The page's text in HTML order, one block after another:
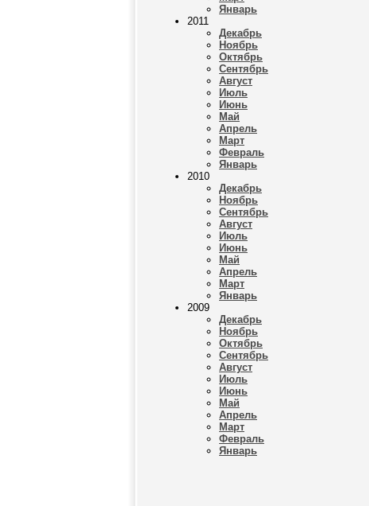
Январь
2011
Декабрь
Ноябрь
Октябрь
Сентябрь
Август
Июль
Июнь
Май
Апрель
Март
Февраль
Январь
2010
Декабрь
Ноябрь
Сентябрь
Август
Июль
Июнь
Май
Апрель
Март
Январь
2009
Декабрь
Ноябрь
Октябрь
Сентябрь
Август
Июль
Июнь
Май
Апрель
Март
Февраль
Январь